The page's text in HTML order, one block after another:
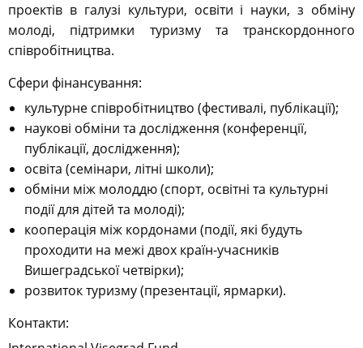
проектів в галузі культури, освіти і науки, з обміну
молоді, підтримки туризму та транскордонного
співробітництва.
Сфери фінансування:
культурне співробітництво (фестивалі, публікації);
наукові обміни та дослідження (конференції,
публікації, дослідження);
освіта (семінари, літні школи);
обміни між молоддю (спорт, освітні та культурні
події для дітей та молоді);
кооперація між кордонами (події, які будуть
проходити на межі двох країн-учасників
Вишеградської четвірки);
розвиток туризму (презентації, ярмарки).
Контакти: